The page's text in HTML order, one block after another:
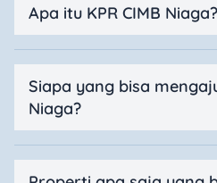
Apa itu KPR CIMB Niaga?
Siapa yang bisa
Niaga?